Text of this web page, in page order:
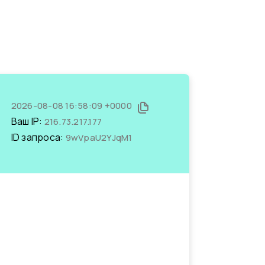
2026-08-08 16:58:09 +0000
Ваш IP: 216.73.217.177
ID запроса: 9wVpaU2YJqM1